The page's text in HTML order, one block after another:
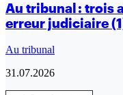
Au tribunal : trois
erreur judiciaire
Au tribunal
31.07.2026